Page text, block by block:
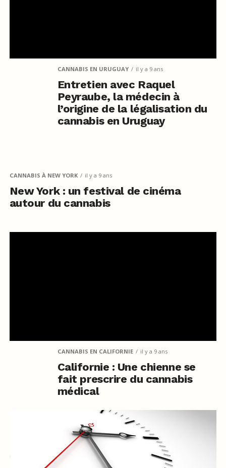
CANNABIS EN URUGUAY il y a 9 ans
Entretien avec Raquel
Peyraube, la médecin à
l’origine de la légalisation du
cannabis en Uruguay
CANNABIS À NEW YORK il y a 9 ans
New York : un festival de cinéma
autour du cannabis
CANNABIS EN CALIFORNIE il y a 9 ans
Californie : Une chienne se
fait prescrire du cannabis
médical